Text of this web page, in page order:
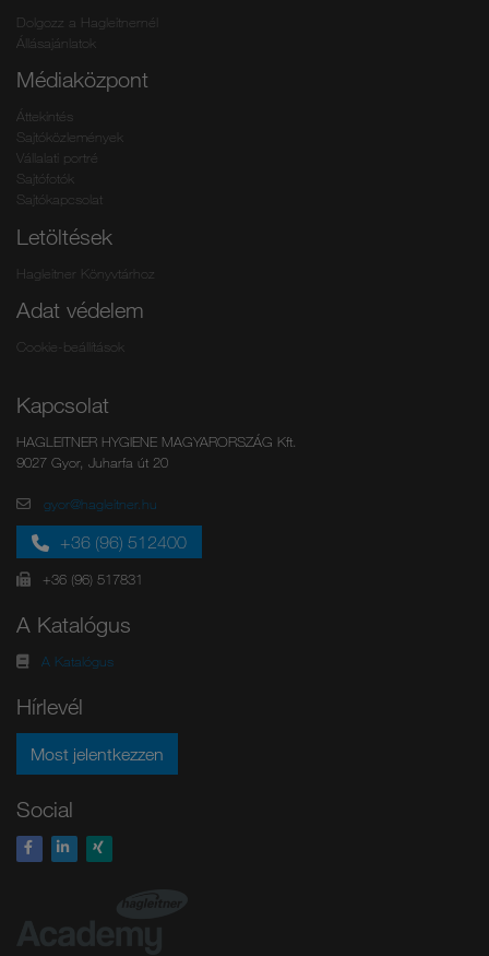
Dolgozz a Hagleitnernél
Állásajánlatok
Médiaközpont
Áttekintés
Sajtóközlemények
Vállalati portré
Sajtófotók
Sajtókapcsolat
Letöltések
Hagleitner Könyvtárhoz
Adat védelem
Cookie-beállítások
Kapcsolat
HAGLEITNER HYGIENE MAGYARORSZÁG Kft.
9027 Gyor, Juharfa út 20
gyor@hagleitner.hu
+36 (96) 512400
+36 (96) 517831
A Katalógus
A Katalógus
Hírlevél
Most jelentkezzen
Social